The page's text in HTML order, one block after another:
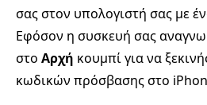
σας στον υπολογιστή σας με
Εφόσον η συσκευή σας
στο Αρχή κουμπί για να
κωδικών πρόσβασης στο